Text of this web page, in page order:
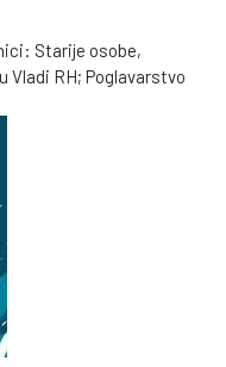
Starije osobe,
RH; Poglavarstvo